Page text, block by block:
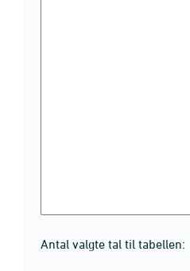
Antal valgte tal til tabellen: